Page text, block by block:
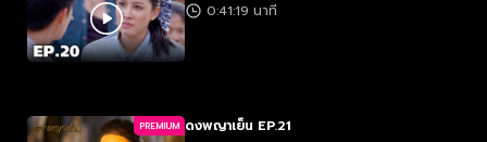
0:41:19 นาที
PREMIUM ดงพญาเย็น EP.21